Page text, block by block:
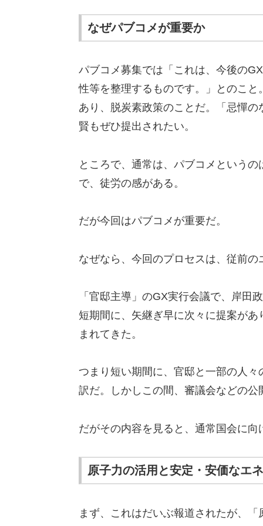
なぜパブコメが重要か
パブコメ募集では「これは、今後の
性等を整理するものです。」とのこ
あり、脱炭素政策のことだ。「忌憚
賢もぜひ提出されたい。
ところで、通常は、パブコメという
で、徒労の感がある。
だが今回はパブコメが重要だ。
なぜなら、今回のプロセスは、従前
「官邸主導」のGX実行会議で、岸田
短期間に、矢継ぎ早に次々に提案が
まれてきた。
つまり短い期間に、官邸と一部の人
訳だ。しかしこの間、審議会などの
だがその内容を見ると、通常国会に
原子力の活用と安定・安価なエ
まず、これはだいぶ報道されたが、